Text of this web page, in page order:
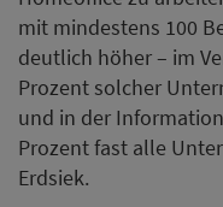
mit mindestens 100
deutlich höher – im
Prozent solcher
und in der
Prozent fast alle
Erdsiek.